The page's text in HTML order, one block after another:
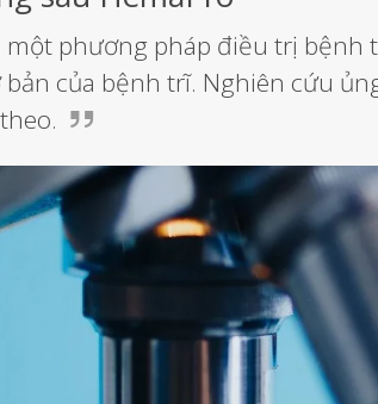
một phương pháp điều trị bệnh
của bệnh trĩ. Nghiên cứu